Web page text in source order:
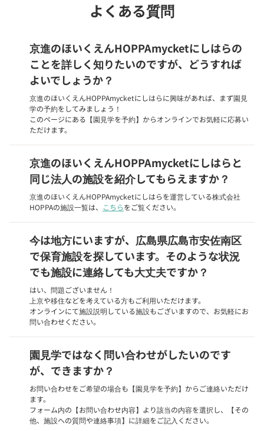
よくある質問
京進のほいくえんHOPPAmycketにしはらの
ことを詳しく知りたいのですが、どうすれば
よいでしょうか？
京進のほいくえんHOPPAmycketにしはらに興味があれば、まず園見
学の予約をしてみましょう！
このページにある【園見学を予約】からオンラインでお気軽に応募い
ただけます。
京進のほいくえんHOPPAmycketにしはらと
同じ法人の施設を紹介してもらえますか？
京進のほいくえんHOPPAmycketにしはらを運営している株式会社
HOPPAの施設一覧は、
こちらをご覧ください。
今は地方にいますが、広島県広島市安佐南区
で保育施設を探しています。そのような状況
でも施設に連絡しても大丈夫ですか？
はい、問題ございません！
上京や移住などを考えている方もご利用いただけます。
オンラインにて施設説明している施設もございますので、お気軽にお
問い合わせください。
園見学ではなく問い合わせがしたいのです
が、できますか？
お問い合わせをご希望の場合も【園見学を予約】からご連絡いただけ
ます。
フォーム内の【お問い合わせ内容】より該当の内容を選択し、【その
他、施設への質問や連絡事項】に詳細をご記入ください。